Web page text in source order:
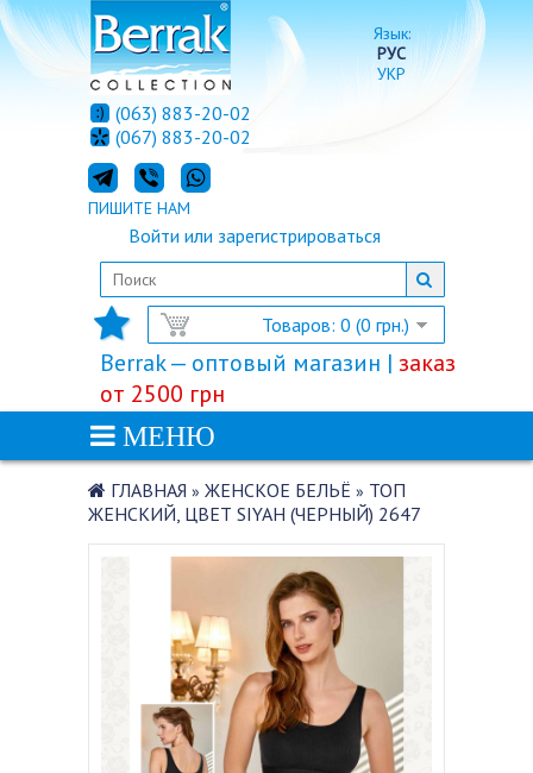
Язык:
РУС
УКР
Товаров: 0 (0 грн.)
Войти или зарегистрироваться
(063) 883-20-02
(067) 883-20-02
ПИШИТЕ НАМ
Berrak — оптовый магазин | заказ
от 2500 грн
МЕНЮ
ГЛАВНАЯ » ЖЕНСКОЕ БЕЛЬЁ » ТОП
ЖЕНСКИЙ, ЦВЕТ SIYAH (ЧЕРНЫЙ) 2647